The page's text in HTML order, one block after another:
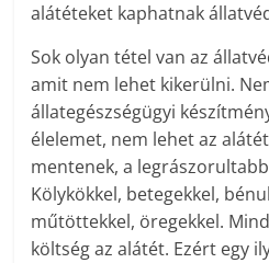
alátéteket kaphatnak
Sok olyan tétel van az
amit nem lehet kikerülni.
állategészségügyi
élelemet, nem lehet az
mentenek, a
Kölykökkel, betegekkel,
műtöttekkel, öregekkel.
költség az alátét. Ezért egy